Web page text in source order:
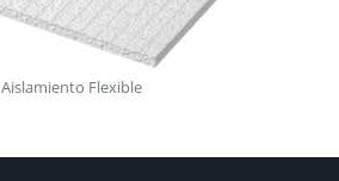
Aislamiento Flexible